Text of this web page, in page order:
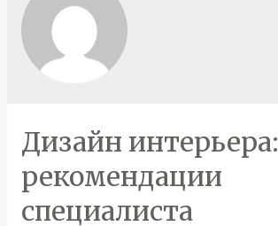
Дизайн интерьера:
рекомендации
специалиста